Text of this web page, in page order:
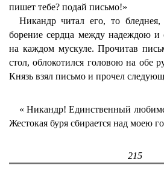
пишет тебе? подай письмо!»
Никандр читал его, то
борение сердца между надеждою и
на каждом мускуле. Прочитав
стол, облокотился головою на обе
Князь взял письмо и прочел
« Никандр! Единственный
Жестокая буря сбирается над моею
215